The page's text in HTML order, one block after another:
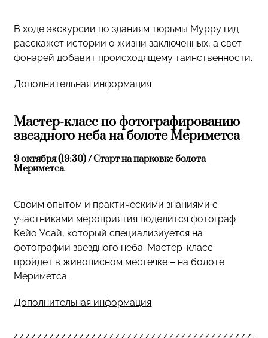
В ходе экскурсии по зданиям тюрьмы Мурру гид
расскажет истории о жизни заключенных, а свет
фонарей добавит происходящему таинственности.
Дополнительная информация
Мастер-класс по фотографированию
звездного неба на болоте Мериметса
9 октября (19:30) / Старт на парковке болота
Мериметса
Своим опытом и практическими знаниями с
участниками мероприятия поделится фотограф
Кейо Усай, который специализиуется на
фотографии звездного неба. Мастер-класс
пройдет в живописном местечке – на болоте
Мериметса.
Дополнительная информация